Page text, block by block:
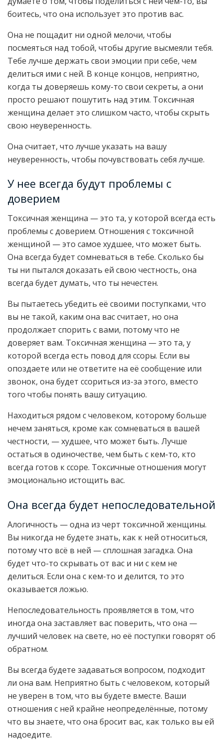
боитесь, что она использует это против вас.
Она не пощадит ни одной мелочи, чтобы
посмеяться над тобой, чтобы другие высмеяли тебя.
Тебе лучше держать свои эмоции при себе, чем
делиться ими с ней. В конце концов, неприятно,
когда ты доверяешь кому-то свои секреты, а они
просто решают пошутить над этим. Токсичная
женщина делает это слишком часто, чтобы скрыть
свою неуверенность.
Она считает, что лучше указать на вашу
неуверенность, чтобы почувствовать себя лучше.
У нее всегда будут проблемы с
доверием
Токсичная женщина — это та, у которой всегда есть
проблемы с доверием. Отношения с токсичной
женщиной — это самое худшее, что может быть.
Она всегда будет сомневаться в тебе. Сколько бы
ты ни пытался доказать ей свою честность, она
всегда будет думать, что ты нечестен.
Вы пытаетесь убедить её своими поступками, что
вы не такой, каким она вас считает, но она
продолжает спорить с вами, потому что не
доверяет вам. Токсичная женщина — это та, у
которой всегда есть повод для ссоры. Если вы
опоздаете или не ответите на её сообщение или
звонок, она будет ссориться из-за этого, вместо
того чтобы понять вашу ситуацию.
Находиться рядом с человеком, которому больше
нечем заняться, кроме как сомневаться в вашей
честности, — худшее, что может быть. Лучше
остаться в одиночестве, чем быть с кем-то, кто
всегда готов к ссоре. Токсичные отношения могут
эмоционально истощить вас.
Она всегда будет непоследовательной
Алогичность — одна из черт токсичной женщины.
Вы никогда не будете знать, как к ней относиться,
потому что всё в ней — сплошная загадка. Она
будет что-то скрывать от вас и ни с кем не
делиться. Если она с кем-то и делится, то это
оказывается ложью.
Непоследовательность проявляется в том, что
иногда она заставляет вас поверить, что она —
лучший человек на свете, но её поступки говорят об
обратном.
Вы всегда будете задаваться вопросом, подходит
ли она вам. Неприятно быть с человеком, который
не уверен в том, что вы будете вместе. Ваши
отношения с ней крайне неопределённые, потому
что вы знаете, что она бросит вас, как только вы ей
надоедите.